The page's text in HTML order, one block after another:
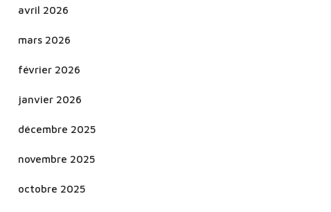
avril 2026
mars 2026
février 2026
janvier 2026
décembre 2025
novembre 2025
octobre 2025